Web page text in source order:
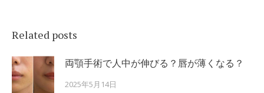
Related posts
両顎手術で人中が伸びる？唇が薄くなる？
2025年5月14日